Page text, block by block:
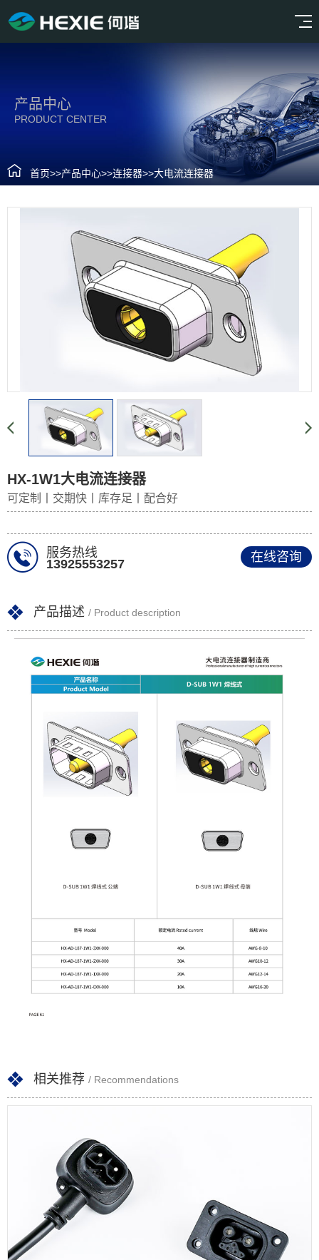
产品中心
PRODUCT CENTER
首页>>产品中心>>连接器>>大电流连接器
HX-1W1大电流连接器
可定制丨交期快丨库存足丨配合好
服务热线
13925553257
在线咨询
产品描述 / Product description
相关推荐 / Recommendations